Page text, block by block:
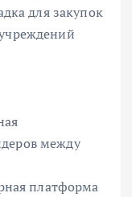
для закупок
между
платформа